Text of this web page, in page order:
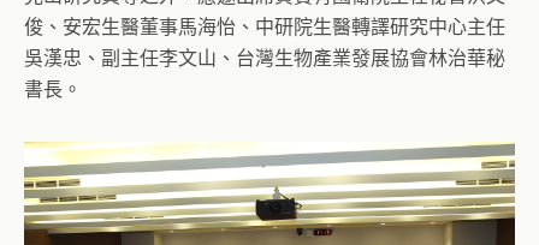
俊、安宏生醫董事馬海怡、中研院生醫轉譯研究中心主任
吳漢忠、副主任李文山、台灣生物產業發展協會林治華秘
書長。